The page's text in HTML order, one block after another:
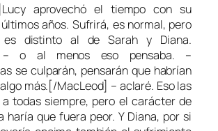
aprovechó el tiempo con su
años. Sufrirá, es normal, pero
distinto al de Sarah y Diana.
– o al menos eso pensaba. –
se culparán, pensarán que habrían
más.[/MacLeod] – aclaré. Eso las
todas siempre, pero el carácter de
haría que fuera peor. Y Diana, por si